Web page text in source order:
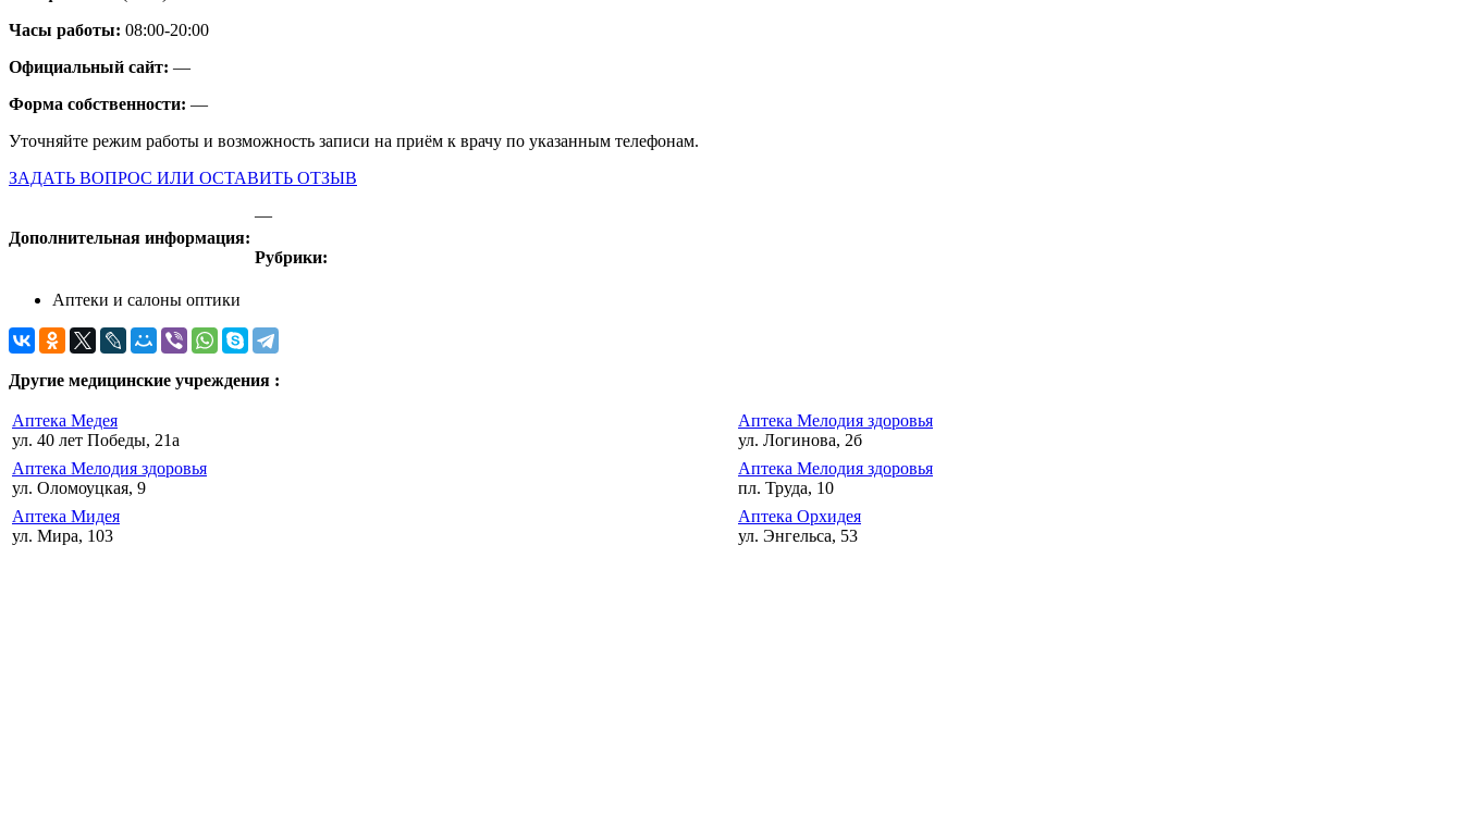
Часы работы: 08:00-20:00
Официальный сайт: —
Форма собственности: —
Уточняйте режим работы и возможность записи на приём к врачу по указанным телефонам.
ЗАДАТЬ ВОПРОС ИЛИ ОСТАВИТЬ ОТЗЫВ
Дополнительная информация:
—
Рубрики:
Аптеки и салоны оптики
Другие медицинские учреждения :
Аптека Медея
ул. 40 лет Победы, 21а
Аптека Мелодия здоровья
ул. Логинова, 2б
Аптека Мелодия здоровья
ул. Оломоуцкая, 9
Аптека Мелодия здоровья
пл. Труда, 10
Аптека Мидея
ул. Мира, 103
Аптека Орхидея
ул. Энгельса, 53